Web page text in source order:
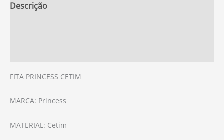
Descrição
FITA PRINCESS CETIM
MARCA: Princess
MATERIAL: Cetim